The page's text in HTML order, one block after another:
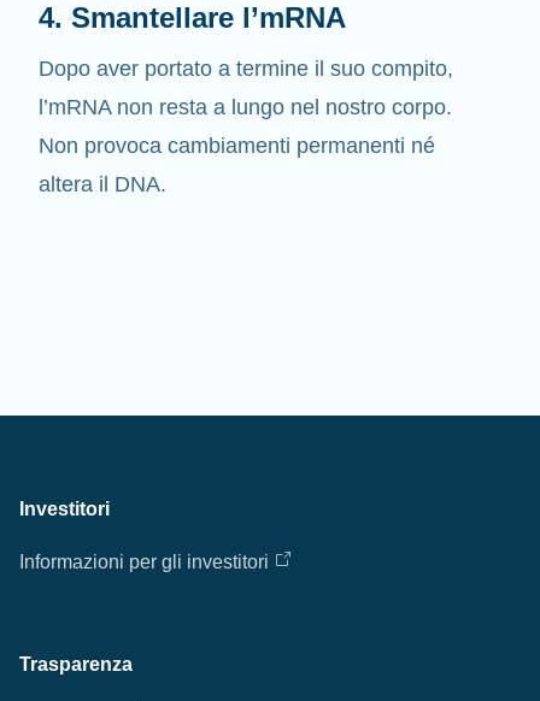
4. Smantellare l’mRNA
Dopo aver portato a termine il suo compito,
l’mRNA non resta a lungo nel nostro corpo.
Non provoca cambiamenti permanenti né
altera il DNA.
Investitori
Informazioni per gli investitori
Trasparenza